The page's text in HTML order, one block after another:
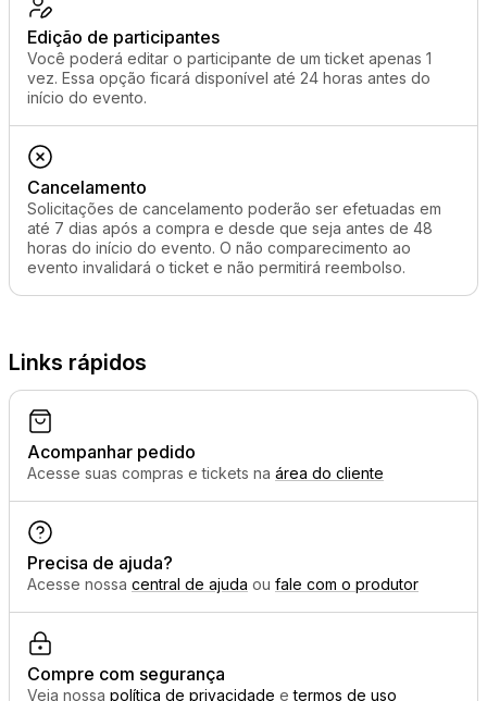
Edição de participantes
Você poderá editar o participante de um ticket apenas 1
vez. Essa opção ficará disponível até 24 horas antes do
início do evento.
Cancelamento
Solicitações de cancelamento poderão ser efetuadas em
até 7 dias após a compra e desde que seja antes de 48
horas do início do evento. O não comparecimento ao
evento invalidará o ticket e não permitirá reembolso.
Links rápidos
Acompanhar pedido
Acesse suas compras e tickets na área do cliente
Precisa de ajuda?
Acesse nossa central de ajuda ou fale com o produtor
Compre com segurança
Veja nossa política de privacidade etermos de uso